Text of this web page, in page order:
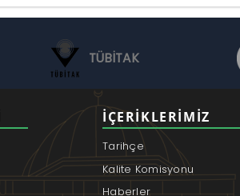
TÜBİTAK
İÇERIKLERIMIZ
Tarihçe
Kalite Komisyonu
Haberler